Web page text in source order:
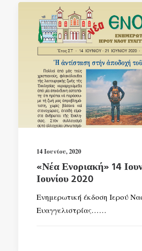
14 Ιουνίου, 2020
«Νέα Ενοριακή» 14
Ιουνίου 2020
Ενημερωτική έκδοση Ιερού
Ευαγγελιστρίας……